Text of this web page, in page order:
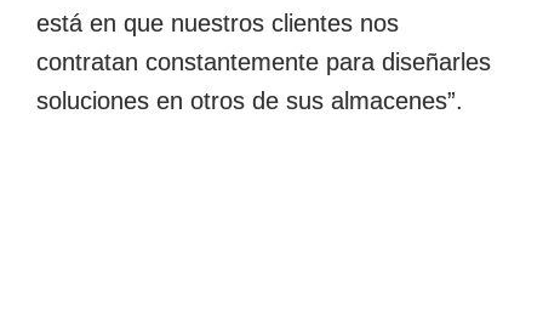
está en que nuestros clientes nos
contratan constantemente para diseñarles
soluciones en otros de sus almacenes”.